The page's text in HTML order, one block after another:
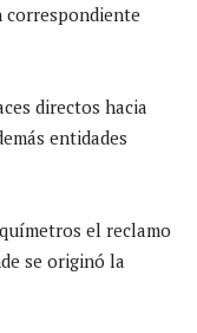
directos hacia
entidades
el reclamo
se originó la